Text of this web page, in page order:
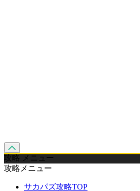
攻略 メニュー
攻略メニュー
サカパズ攻略TOP